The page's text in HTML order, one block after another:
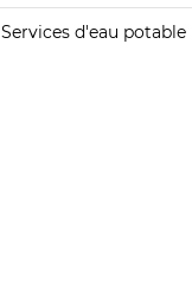
Services d'eau potable